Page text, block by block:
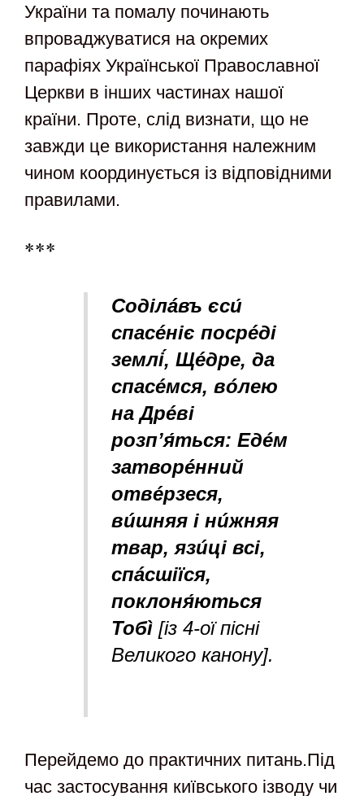
України та помалу починають
впроваджуватися на окремих
парафіях Української Православної
Церкви в інших частинах нашої
країни. Проте, слід визнати, що не
завжди це використання належним
чином координується із відповідними
правилами.
***
Соділáвъ єси
спасéніє посрéді
землі, Щéдре, да
спасéмся, вóлею
на Дрéві
розп’я́ться: Едéм
затворéннuй
отвéрзеся,
вúшняя і нúжняя
твар, язúці всі,
спáсшіїся,
поклоня́ються
Тобì[із 4-ої пісні
Великого канону].
Перейдемо до практичних питань.Під
час застосування київського ізводу чи